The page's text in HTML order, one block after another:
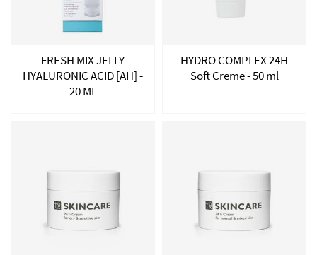
FRESH MIX JELLY
HYALURONIC ACID [AH] -
20 ML
HYDRO COMPLEX 24H
Soft Creme - 50 ml